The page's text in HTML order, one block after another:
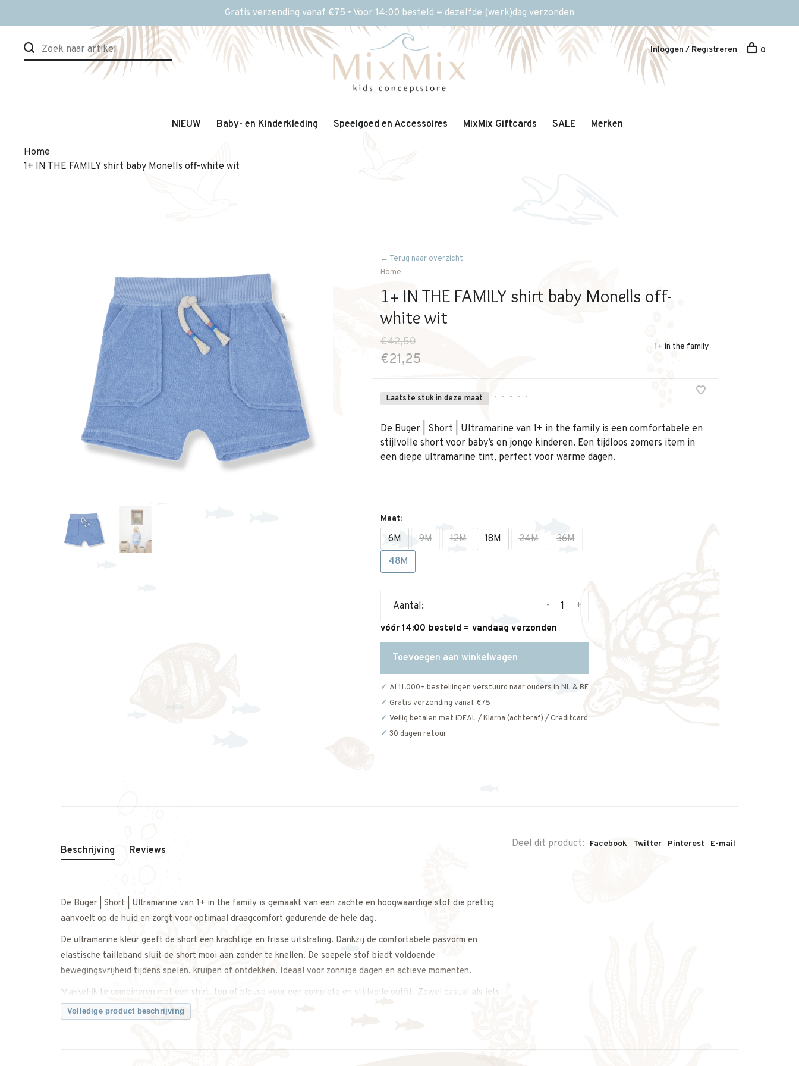
Gratis verzending vanaf €75 • Voor 14:00 besteld = dezelfde (werk)dag verzonden
NIEUW Baby- en Kinderkleding Speelgoed en Accessoires MixMix Giftcards SALE Merken
Inloggen / Registreren 0
Home
1+ IN THE FAMILY shirt baby Monells off-white wit
← Terug naar overzicht
Home
1+ IN THE FAMILY shirt baby Monells off-
white wit
€42,50
€21,25
1+ in the family
Laatste stuk in deze maat • • • • •
De Buger | Short | Ultramarine van 1+ in the family is een comfortabele en
stijlvolle short voor baby’s en jonge kinderen. Een tijdloos zomers item in
een diepe ultramarine tint, perfect voor warme dagen.
Maat:
6M 9M 12M 18M 24M
36M
48M
Aantal: +
-
vóór 14:00 besteld = vandaag verzonden
Toevoegen aan winkelwagen
Al 11.000+ bestellingen verstuurd naar ouders in NL & BE
Gratis verzending vanaf €75
Veilig betalen met iDEAL / Klarna (achteraf) / Creditcard
30 dagen retour
Deel dit product: Facebook Twitter Pinterest E-mail
Beschrijving Reviews
De Buger | Short | Ultramarine van 1+ in the family is gemaakt van een zachte en hoogwaardige stof die prettig
aanvoelt op de huid en zorgt voor optimaal draagcomfort gedurende de hele dag.
De ultramarine kleur geeft de short een krachtige en frisse uitstraling. Dankzij de comfortabele pasvorm en
elastische tailleband sluit de short mooi aan zonder te knellen. De soepele stof biedt voldoende
bewegingsvrijheid tijdens spelen, kruipen of ontdekken. Ideaal voor zonnige dagen en actieve momenten.
Makkelijk te combineren met een shirt, top of blouse voor een complete en stijlvolle outfit. Zowel casual als iets
netter te dragen.
Twijfel je over de maat? Neem gerust contact met ons op. We adviseren je graag.
Volledige product beschrijving